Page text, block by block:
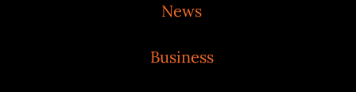
News
Business